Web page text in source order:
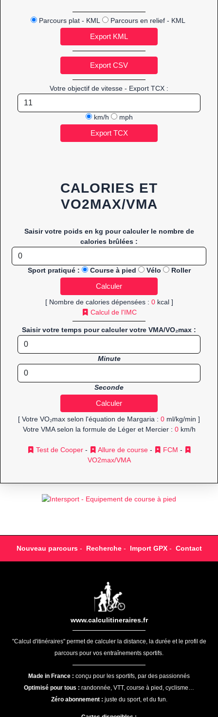
Parcours plat - KML Parcours en relief - KML
Votre objectif de vitesse - Export TCX :
km/h mph
CALORIES ET
VO2MAX/VMA
Saisir votre poids en kg pour calculer le nombre de
calories brûlées :
Sport pratiqué : Course à pied Vélo Roller
[ Nombre de calories dépensées : 0kcal ]
Calcul de l'IMC
Saisir votre temps pour calculer votre VMA/VO₂max :
Minute
Seconde
[ Votre VO₂max selon l'équation de Margaria : 0 ml/kg/min ]
Votre VMA selon la formule de Léger et Mercier : 0km/h
Test de Cooper- Allure de course- FCM -
VO2max/VMA
Nouveau parcours- Recherche- Import GPX- Contact
www.calculitineraires.fr
"Calcul d'itinéraires" permet de calculer la distance, la durée et le profil de
parcours pour vos entraînements sportifs.
Made in France : conçu pour les sportifs, par des passionnés
Optimisé pour tous : randonnée, VTT, course à pied, cyclisme…
Zéro abonnement : juste du sport, et du fun.